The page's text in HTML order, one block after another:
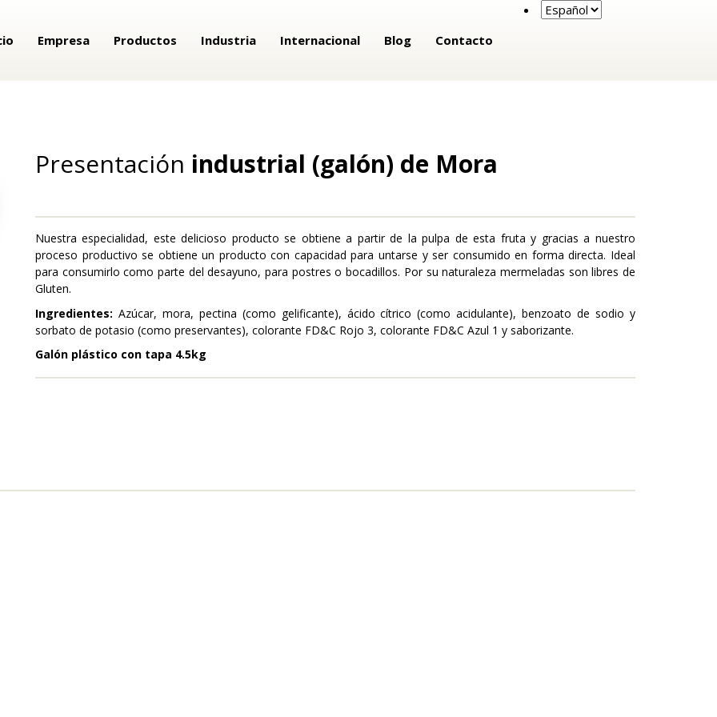
Empresa Productos Industria Internacional Blog Contacto
Presentación industrial (galón) de Mora
Nuestra especialidad, este delicioso producto se obtiene a partir de la pulpa de esta fruta y gracias a nuestro
proceso productivo se obtiene un producto con capacidad para untarse y ser consumido en forma directa. Ideal
para consumirlo como parte del desayuno, para postres o bocadillos. Por su naturaleza mermeladas son libres de
Gluten.
Ingredientes: Azúcar, mora, pectina (como gelificante), ácido cítrico (como acidulante), benzoato de sodio y
sorbato de potasio (como preservantes), colorante FD&C Rojo 3, colorante FD&C Azul 1 y saborizante.
Galón plástico con tapa 4.5kg